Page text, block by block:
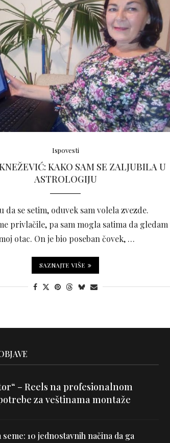
Ispovesti
KAKO SAM SE ZALJUBILA U
ASTROLOGIJU
da se setim, oduvek sam volela zvezde.
privlačile, pa sam mogla satima da gledam
otac. On je bio poseban čovek, …
SAZNAJTE VIŠE
– Reels na profesionalnom
za veštinama montaže
seme: 10 jednostavnih načina da ga